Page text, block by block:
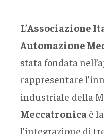
L’Associazione
Automazione
stata fondata
rappresentare
industriale della
Meccatronica è
l’integrazione di